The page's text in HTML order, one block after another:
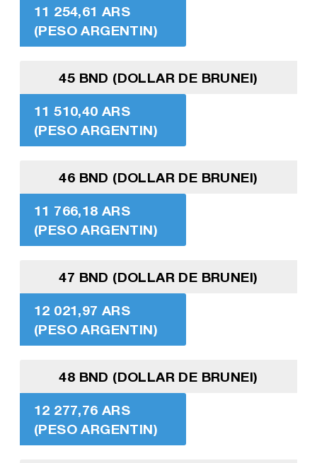
11 254,61 ARS
(PESO ARGENTIN)
45 BND (DOLLAR DE BRUNEI)
11 510,40 ARS
(PESO ARGENTIN)
46 BND (DOLLAR DE BRUNEI)
11 766,18 ARS
(PESO ARGENTIN)
47 BND (DOLLAR DE BRUNEI)
12 021,97 ARS
(PESO ARGENTIN)
48 BND (DOLLAR DE BRUNEI)
12 277,76 ARS
(PESO ARGENTIN)